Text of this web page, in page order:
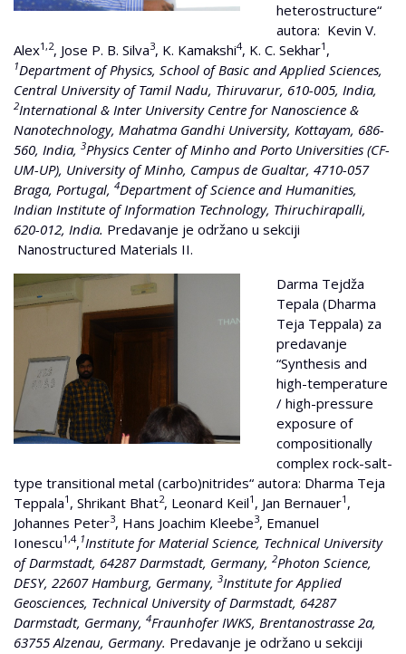
heterostructure“
autora: Kevin V.
Alex1,2, Jose P. B. Silva3, K. Kamakshi4, K. C. Sekhar1 ,
1Department of Physics, School of Basic and Applied Sciences,
Central University of Tamil Nadu, Thiruvarur, 610-005, India,
2International & Inter University Centre for Nanoscience &
Nanotechnology, Mahatma Gandhi University, Kottayam, 686-
560, India, 3Physics Center of Minho and Porto Universities (CF-
UM-UP), University of Minho, Campus de Gualtar, 4710-057
Braga, Portugal, 4Department of Science and Humanities,
Indian Institute of Information Technology, Thiruchirapalli,
620-012, India. Predavanje je održano u sekciji
Nanostructured Materials II.
Darma Tejdža
Tepala (Dharma
Teja Teppala) za
predavanje
“Synthesis and
high-temperature
/ high-pressure
exposure of
compositionally
complex rock-salt-
type transitional metal (carbo)nitrides“ autora: Dharma Teja
Teppala1 , Shrikant Bhat2, Leonard Keil1 , Jan Bernauer1 ,
Johannes Peter3, Hans Joachim Kleebe3, Emanuel
Ionescu1,4,1Institute for Material Science, Technical University
of Darmstadt, 64287 Darmstadt, Germany, 2Photon Science,
DESY, 22607 Hamburg, Germany, 3Institute for Applied
Geosciences, Technical University of Darmstadt, 64287
Darmstadt, Germany, 4Fraunhofer IWKS, Brentanostrasse 2a,
63755 Alzenau, Germany. Predavanje je održano u sekciji